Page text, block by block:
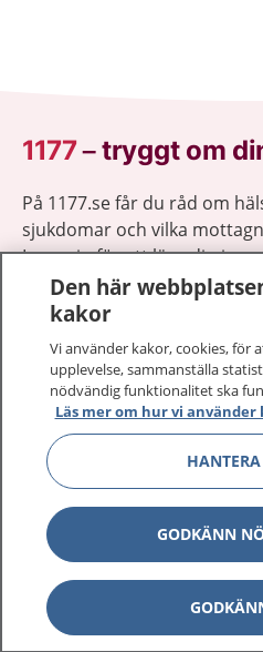
1177–tryggt om
På 1177.se får du råd om
sjukdomar och vilka
Logga in för att läsa din
vårdärenden. Ring
sjukvårdsrådgivning dygnet
1177 på flera språk
Om 1177
Kontakt
Den här
kakor
Vi använder kakor, cookies, för
upplevelse, sammanställa
nödvändig funktionalitet ska
Läs mer om hur vi använder
GODKÄNN